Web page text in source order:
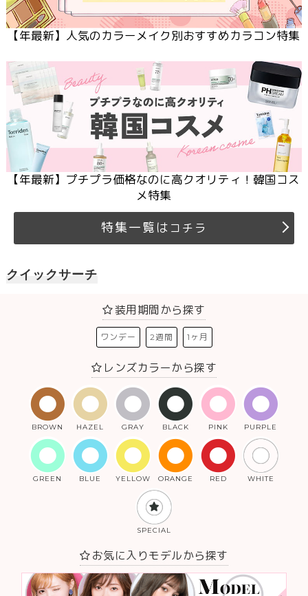
【年最新】人気のカラーメイク別おすすめカラコン特集
【年最新】プチプラ価格なのに高クオリティ！韓国コス
メ特集
特集一覧は コチラ
クイックサーチ
装用期間から探す
ワンデー 2週間 1ヶ月
レンズカラーから探す
BROWN HAZEL GRAY BLACK PINK PURPLE
GREEN BLUE YELLOW ORANGE RED WHITE
SPECIAL
お気に入りモデルから探す